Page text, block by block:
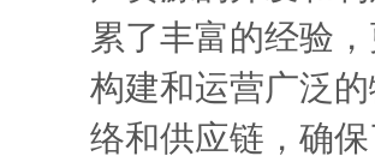
累了丰富的经验
构建和运营广泛的
络和供应链，确